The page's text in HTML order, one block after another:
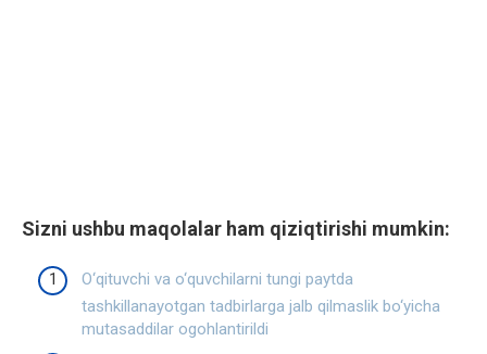
Sizni ushbu maqolalar ham qiziqtirishi mumkin:
O‘qituvchi va o‘quvchilarni tungi paytda
tashkillanayotgan tadbirlarga jalb qilmaslik bo‘yicha
mutasaddilar ogohlantirildi